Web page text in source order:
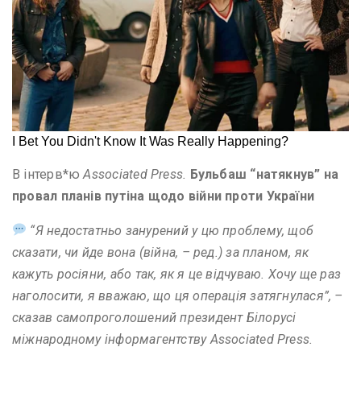
В інтерв*юAssociated Press. Бульбаш “натякнув” на
провал планів путіна щодо війни проти України
“Я недостатньо занурений у цю проблему, щоб
сказати, чи йде вона (війна, – ред.) за планом, як
кажуть росіяни, або так, як я це відчуваю. Хочу ще раз
наголосити, я вважаю, що ця операція затягнулася”, –
сказав самопроголошений президент Білорусі
міжнародному інформагентству Associated Press.